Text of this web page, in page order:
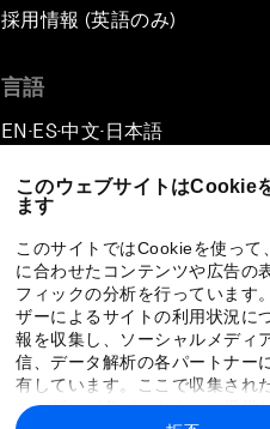
このウェブサイトはCookie
ます
このサイトではCookieを使って
に合わせたコンテンツや広告の
フィックの分析を行っています
ザーによるサイトの利用状況に
報を収集し、ソーシャルメディ
信、データ解析の各パートナー
有しています。ここで収集され
ユーザーが各パートナーに提供
採用情報 (英語のみ)
言語
EN ▪ ES▪中文▪ 日本語